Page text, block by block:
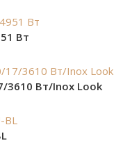
Вт
3610 Вт/Inox Look